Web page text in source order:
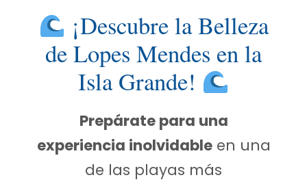
¡Descubre la Belleza
de Lopes Mendes en la
Isla Grande!
Prepárate para una
experiencia inolvidableen una
de las playas más